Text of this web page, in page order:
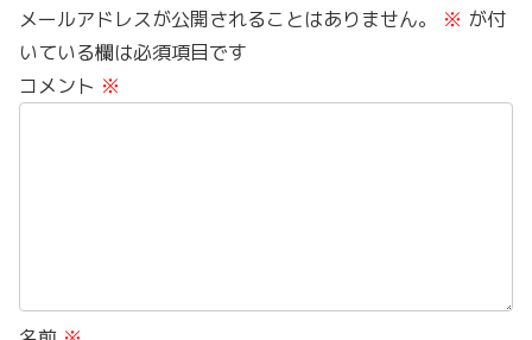
メールアドレスが公開されることはありません。 ※ が付
いている欄は必須項目です
コメント ※